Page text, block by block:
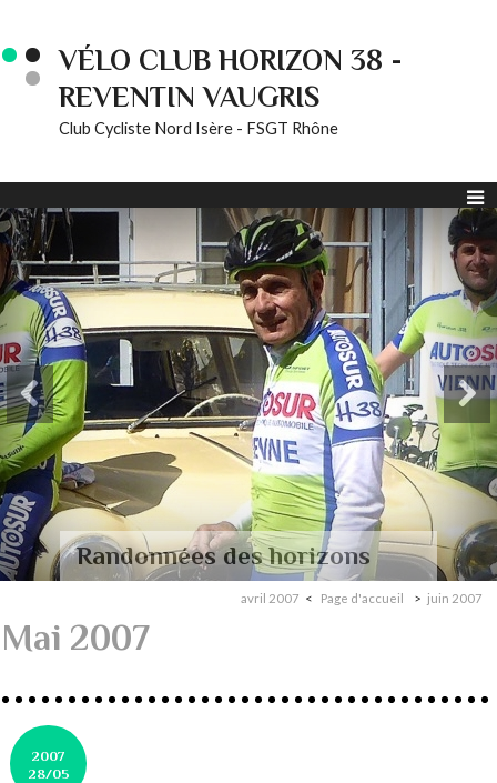
VÉLO CLUB HORIZON 38 -
REVENTIN VAUGRIS
Club Cycliste Nord Isère - FSGT Rhône
Randonnées des horizons
avril 2007 Page d'accueil juin 2007
Mai 2007
2007
28/05